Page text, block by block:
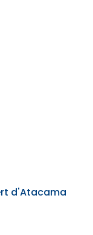
d'Atacama